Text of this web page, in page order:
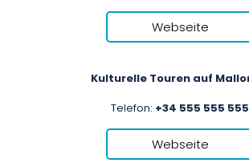
Webseite
Kulturelle Touren auf
Telefon: +34 555 555 555
Webseite